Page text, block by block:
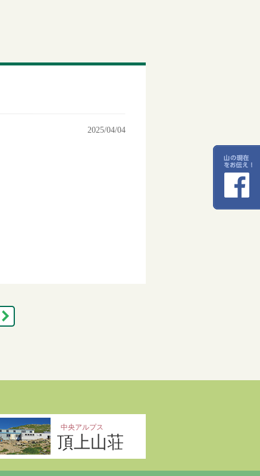
2025/04/04
中央アルプス
頂上山荘